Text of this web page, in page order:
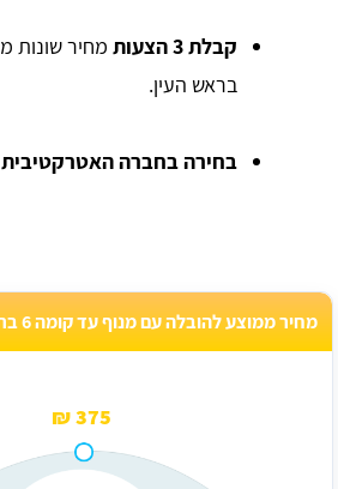
קבלת 3 הצעות
בראש העין.
בחירה בחברה האטרקטיבית
מחיר ממוצע להובלה עם מנוף עד קומה 6 בראש העין
375 ₪